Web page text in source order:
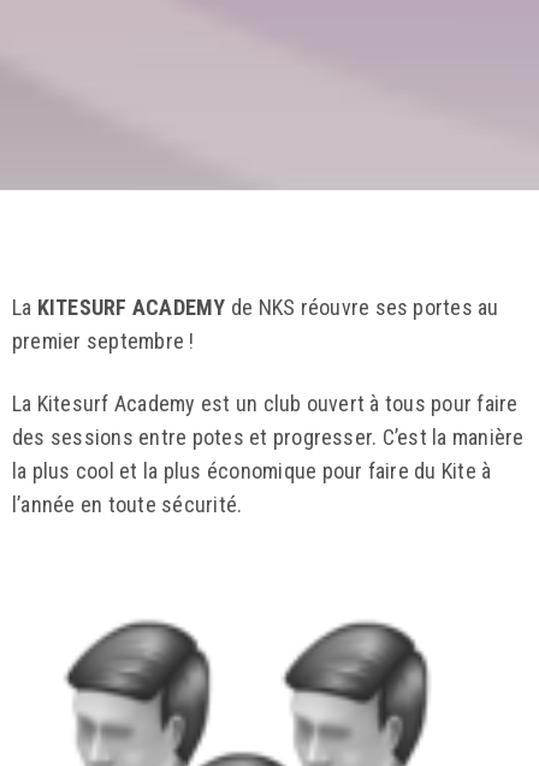
La KITESURF ACADEMY de NKS réouvre ses portes au
premier septembre !
La Kitesurf Academy est un club ouvert à tous pour faire
des sessions entre potes et progresser. C’est la manière
la plus cool et la plus économique pour faire du Kite à
l’année en toute sécurité.